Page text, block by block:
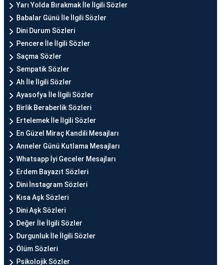
Yarı Yolda Bırakmak İle İlgili Sözler
Babalar Günü İle İlgili Sözler
Dini Durum Sözleri
Pencere İle İlgili Sözler
Saçma Sözler
Sempatik Sözler
Ah İle İlgili Sözler
Ayasofya İle İlgili Sözler
Birlik Beraberlik Sözleri
Ertelemek İle İlgili Sözler
En Güzel Miraç Kandili Mesajları
Anneler Günü Kutlama Mesajları
Whatsapp İyi Geceler Mesajları
Erdem Bayazıt Sözleri
Dini İnstagram Sözleri
Kısa Aşk Sözleri
Dini Aşk Sözleri
Değer İle İlgili Sözler
Durgunluk İle İlgili Sözler
Ölüm Sözleri
Psikolojik Sözler